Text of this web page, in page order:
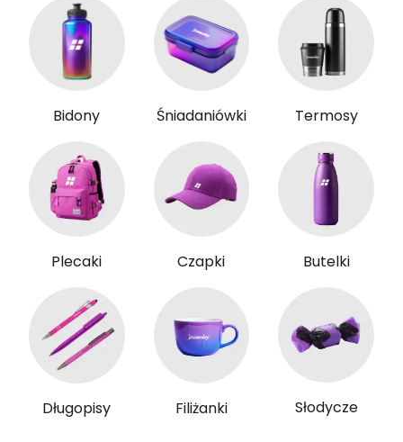
Bidony Śniadaniówki Termosy
Plecaki Czapki Butelki
Długopisy Filiżanki Słodycze